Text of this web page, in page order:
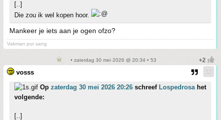
[..]
Die zou ik wel kopen hoor.
Mankeer je iets aan je ogen ofzo?
Vakman pur sang
• zaterdag 30 mei 2026 @ 20:34 • 53
vosss
Op zaterdag 30 mei 2026 20:26 schreef Lospedrosahet
volgende:
[..]